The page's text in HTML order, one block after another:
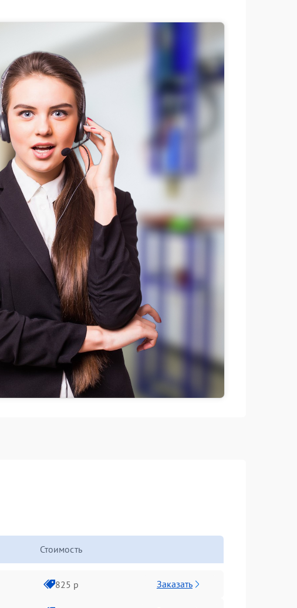
Стоимость
825 р Заказать